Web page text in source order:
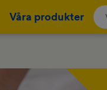
Våra produkter